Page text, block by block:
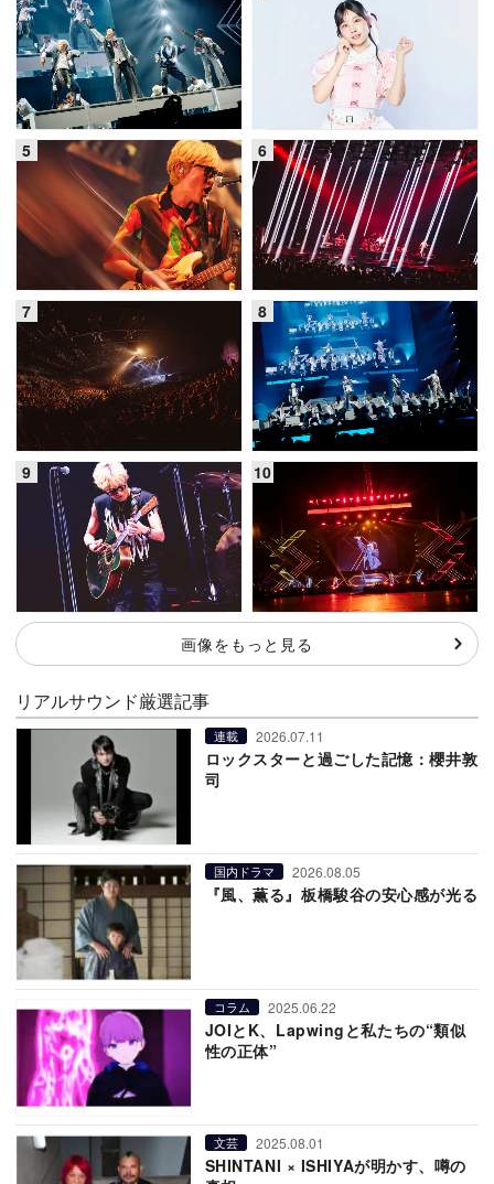
画像をもっと見る
リアルサウンド厳選記事
連載 2026.07.11
ロックスターと過ごした記憶：櫻井敦
司
国内ドラマ 2026.08.05
『風、薫る』板橋駿谷の安心感が光る
コラム 2025.06.22
JOIとK、Lapwingと私たちの“類似
性の正体”
文芸 2025.08.01
SHINTANI × ISHIYAが明かす、噂の